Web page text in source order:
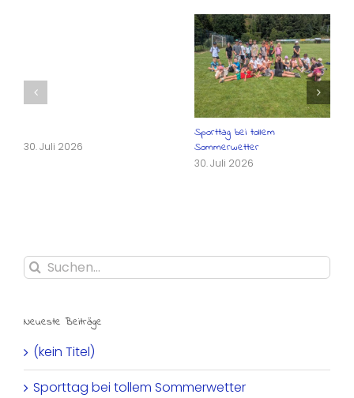
30. Juli 2026
Sporttag bei tollem
Sommerwetter
30. Juli 2026
Suche
nach:
Neueste Beiträge
(kein Titel)
Sporttag bei tollem Sommerwetter